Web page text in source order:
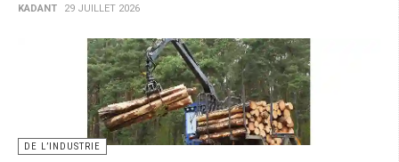
KADANT 29 JUILLET 2026
DE L’INDUSTRIE